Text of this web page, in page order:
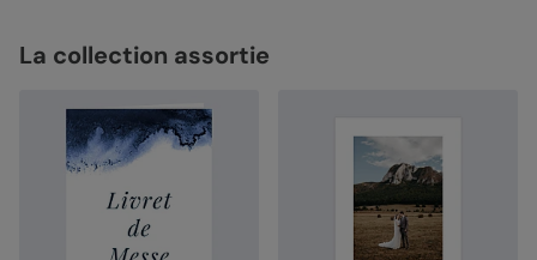
La collection assortie